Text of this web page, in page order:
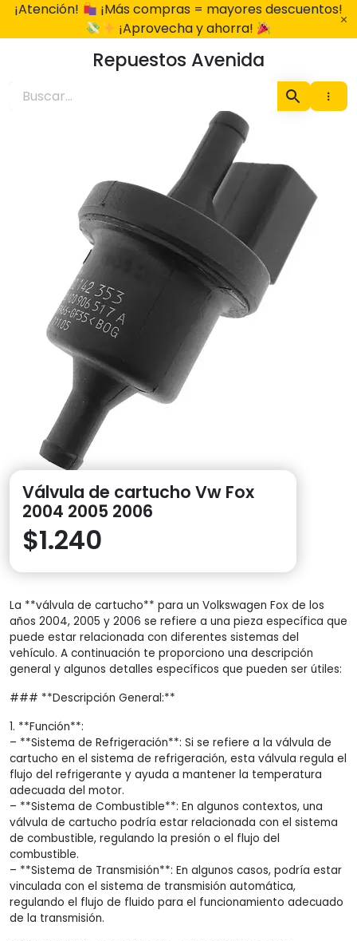
¡Atención!
¡Más compras = mayores descuentos!
¡Aprovecha y ahorra!
Repuestos Avenida
Válvula de cartucho Vw Fox
2004 2005 2006
$1.240
La **válvula de cartucho** para un Volkswagen Fox de los
años 2004, 2005 y 2006 se refiere a una pieza específica que
puede estar relacionada con diferentes sistemas del
vehículo. A continuación te proporciono una descripción
general y algunos detalles específicos que pueden ser útiles:
### **Descripción General:**
1. **Función**:
– **Sistema de Refrigeración**: Si se refiere a la válvula de
cartucho en el sistema de refrigeración, esta válvula regula el
flujo del refrigerante y ayuda a mantener la temperatura
adecuada del motor.
– **Sistema de Combustible**: En algunos contextos, una
válvula de cartucho podría estar relacionada con el sistema
de combustible, regulando la presión o el flujo del
combustible.
– **Sistema de Transmisión**: En algunos casos, podría estar
vinculada con el sistema de transmisión automática,
regulando el flujo de fluido para el funcionamiento adecuado
de la transmisión.